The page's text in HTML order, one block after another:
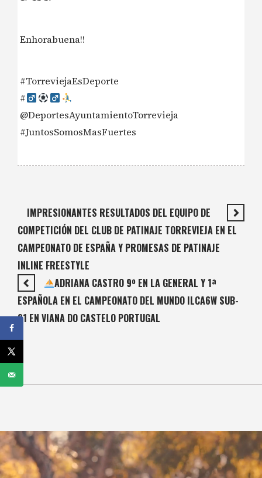
Enhorabuena!!
#TorreviejaEsDeporte
#‍
@DeportesAyuntamientoTorrevieja
#JuntosSomosMasFuertes
IMPRESIONANTES RESULTADOS DEL EQUIPO DE
COMPETICIÓN DEL CLUB DE PATINAJE TORREVIEJA EN EL
CAMPEONATO DE ESPAÑA Y PROMESAS DE PATINAJE
INLINE FREESTYLE
ADRIANA CASTRO 9º EN LA GENERAL Y 1ª
ESPAÑOLA EN EL CAMPEONATO DEL MUNDO ILCA6W SUB-
21 EN VIANA DO CASTELO PORTUGAL